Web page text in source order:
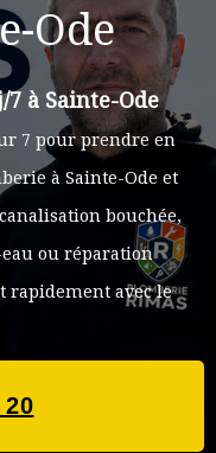
Ode
à Sainte-Ode
7 pour prendre en
à Sainte-Ode et
bouchée,
ou réparation
avec le